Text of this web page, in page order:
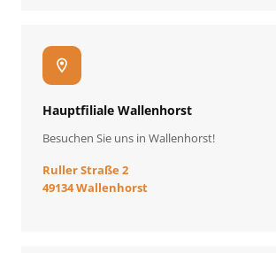
location_on
Hauptfiliale Wallenhorst
Besuchen Sie uns in Wallenhorst!
Ruller Straße 2
49134 Wallenhorst